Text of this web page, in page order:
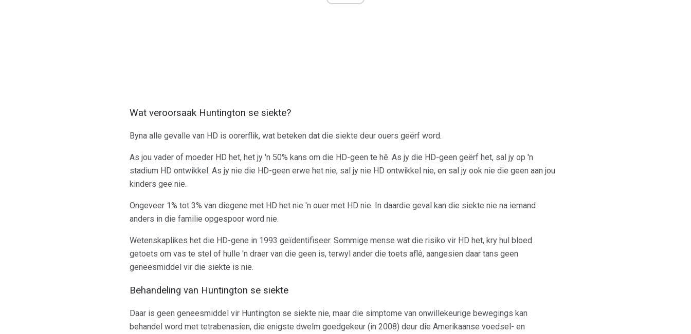
Wat veroorsaak Huntington se siekte?
Byna alle gevalle van HD is oorerflik, wat beteken dat die siekte deur ouers geërf word.
As jou vader of moeder HD het, het jy 'n 50% kans om die HD-geen te hê. As jy die HD-geen geërf het, sal jy op 'n
stadium HD ontwikkel. As jy nie die HD-geen erwe het nie, sal jy nie HD ontwikkel nie, en sal jy ook nie die geen aan jou
kinders gee nie.
Ongeveer 1% tot 3% van diegene met HD het nie 'n ouer met HD nie. In daardie geval kan die siekte nie na iemand
anders in die familie opgespoor word nie.
Wetenskaplikes het die HD-gene in 1993 geïdentifiseer. Sommige mense wat die risiko vir HD het, kry hul bloed
getoets om vas te stel of hulle 'n draer van die geen is, terwyl ander die toets aflê, aangesien daar tans geen
geneesmiddel vir die siekte is nie.
Behandeling van Huntington se siekte
Daar is geen geneesmiddel vir Huntington se siekte nie, maar die simptome van onwillekeurige bewegings kan
behandel word met tetrabenasien, die enigste dwelm goedgekeur (in 2008) deur die Amerikaanse voedsel- en